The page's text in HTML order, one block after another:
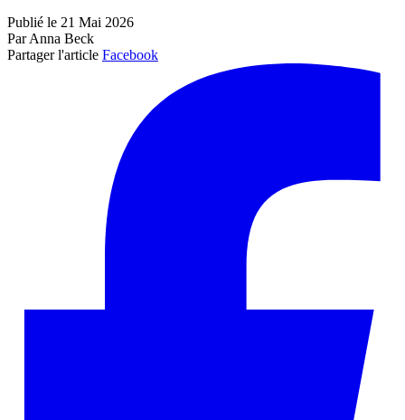
Publié le 21 Mai 2026
Par Anna Beck
Partager l'article Facebook